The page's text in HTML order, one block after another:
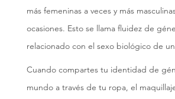
más femeninas a veces y más
ocasiones. Esto se llama fluidez de
relacionado con el sexo biológico de
Cuando compartes tu identidad de
mundo a través de tu ropa, el